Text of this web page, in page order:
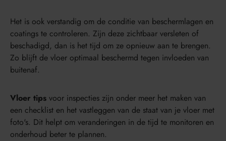
Het is ook verstandig om de conditie van beschermlagen en
coatings te controleren. Zijn deze zichtbaar versleten of
beschadigd, dan is het tijd om ze opnieuw aan te brengen.
Zo blijft de vloer optimaal beschermd tegen invloeden van
buitenaf.
Vloer tips voor inspecties zijn onder meer het maken van
een checklist en het vastleggen van de staat van je vloer met
foto's. Dit helpt om veranderingen in de tijd te monitoren en
onderhoud beter te plannen.